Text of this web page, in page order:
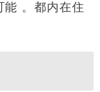
。都内在住